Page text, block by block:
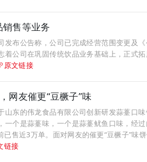
售等业务
发布公告称，公司已完成经营范围变更及
着公司在巩固传统饮品业务基础上，正式
原文链接
网友催更“豆橛子”味
东的伟龙食品有限公司创新研发蒜薹口
一个是蒜薹味，一个是蒜薹鱿鱼口味，经
售近3万单。面对网友的催更“豆橛子”味
链接